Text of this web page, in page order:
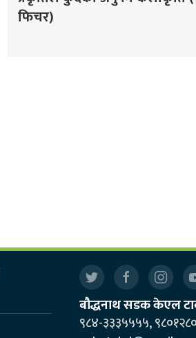
फिचर)
बौद्धनाथ सडक केएल
९८४-३३३५५५५,